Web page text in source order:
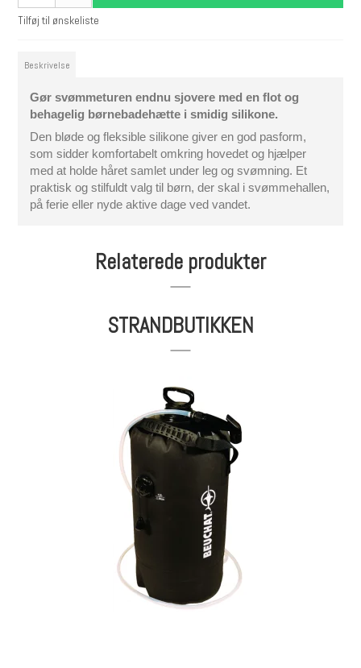
Tilføj til ønskeliste
Beskrivelse
Gør svømmeturen endnu sjovere med en flot og
behagelig børnebadehætte i smidig silikone.
Den bløde og fleksible silikone giver en god pasform,
som sidder komfortabelt omkring hovedet og hjælper
med at holde håret samlet under leg og svømning. Et
praktisk og stilfuldt valg til børn, der skal i svømmehallen,
på ferie eller nyde aktive dage ved vandet.
Relaterede produkter
STRANDBUTIKKEN